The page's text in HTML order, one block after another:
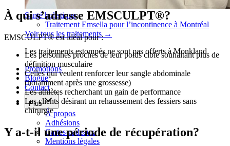
Santé holistique
Traitement Emsella pour l’incontinence à Montréal
Voir tous les traitements →
Les traitements estompés ne sont pas offerts à Monkland
Promotions
Blogue
Contact
Plus
À propos
Adhésions
Cartes-cadeaux
Mentions légales
À qui s’adresse EMSCULPT®?
EMSCULPT® est idéal pour :
Les personnes proches de leur poids cible souhaitant plus de
définition musculaire
Celles qui veulent renforcer leur sangle abdominale
(notamment après une grossesse)
Les athlètes recherchant un gain de performance
Les clients désirant un rehaussement des fessiers sans
chirurgie
Y a-t-il une période de récupération?